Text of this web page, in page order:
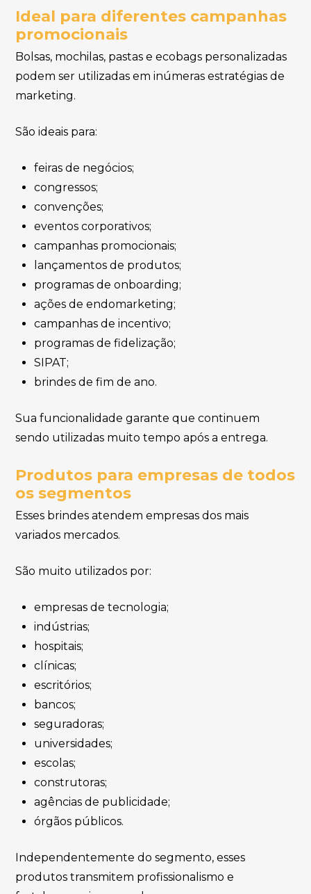
Ideal para diferentes campanhas
promocionais
Bolsas, mochilas, pastas e ecobags personalizadas
podem ser utilizadas em inúmeras estratégias de
marketing.
São ideais para:
feiras de negócios;
congressos;
convenções;
eventos corporativos;
campanhas promocionais;
lançamentos de produtos;
programas de onboarding;
ações de endomarketing;
campanhas de incentivo;
programas de fidelização;
SIPAT;
brindes de fim de ano.
Sua funcionalidade garante que continuem
sendo utilizadas muito tempo após a entrega.
Produtos para empresas de todos
os segmentos
Esses brindes atendem empresas dos mais
variados mercados.
São muito utilizados por:
empresas de tecnologia;
indústrias;
hospitais;
clínicas;
escritórios;
bancos;
seguradoras;
universidades;
escolas;
construtoras;
agências de publicidade;
órgãos públicos.
Independentemente do segmento, esses
produtos transmitem profissionalismo e